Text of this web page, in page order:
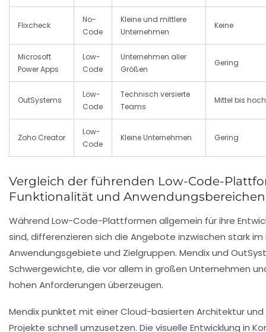
Flixcheck
No-
Code
Kleine und mittlere
Unternehmen
Keine
Microsoft
Power Apps
Low-
Code
Unternehmen aller
Größen
Gering
OutSystems
Low-
Code
Technisch versierte
Teams
Mittel bis hoch
Zoho Creator
Low-
Code
Kleine Unternehmen Gering
Vergleich der führenden Low-Code-
Funktionalität und Anwendungsbereichen
Während Low-Code-Plattformen allgemein für ihre
sind, differenzieren sich die Angebote inzwischen stark
Anwendungsgebiete und Zielgruppen. Mendix und
Schwergewichte, die vor allem in großen Unternehmen
hohen Anforderungen überzeugen.
Mendix punktet mit einer Cloud-basierten Architektur
Projekte schnell umzusetzen. Die visuelle Entwicklung in